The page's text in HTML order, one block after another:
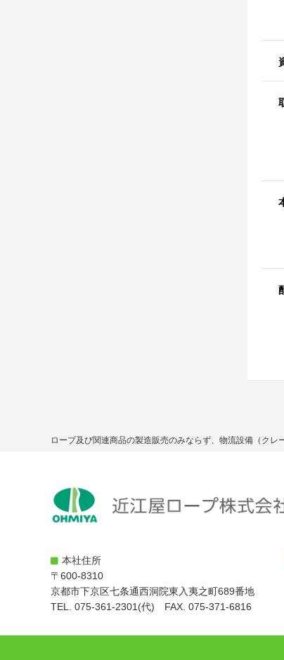
ロープ及び関連商品の製造販売のみならず、物流設備（ク
本社住所
〒600-8310
京都市下京区七条通西洞院東入夷之町689番地
TEL. 075-361-2301(代) FAX. 075-371-6816